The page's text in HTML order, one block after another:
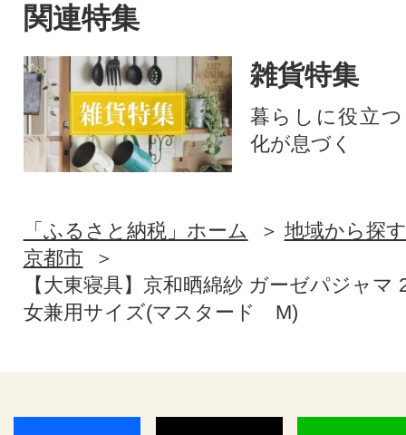
関連特集
雑貨特集
暮らしに役立
化が息づく
「ふるさと納税」ホーム
地域から探す
京都市
【大東寝具】京和晒綿紗 ガーゼパジャ
女兼用サイズ(マスタード M)